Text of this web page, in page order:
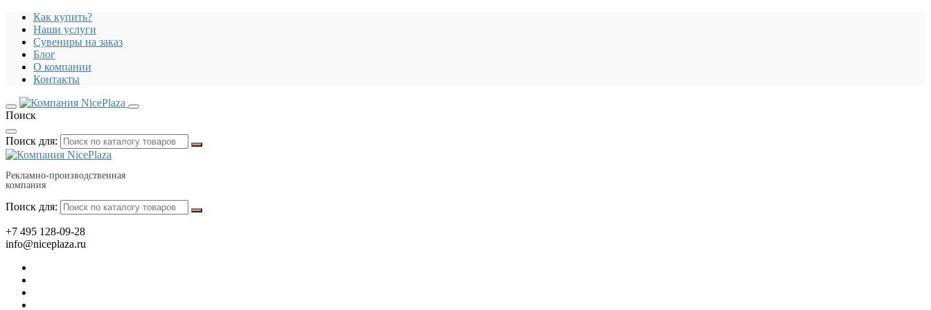
Как купить?
Наши услуги
Сувениры на заказ
Блог
О компании
Контакты
Поиск
Поиск для:
Рекламно-производственная
компания
Поиск для:
+7 495 128-09-28
info@niceplaza.ru